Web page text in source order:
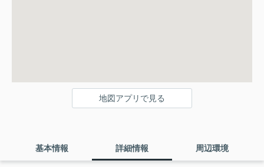
地図アプリで見る
基本情報 詳細情報 周辺環境